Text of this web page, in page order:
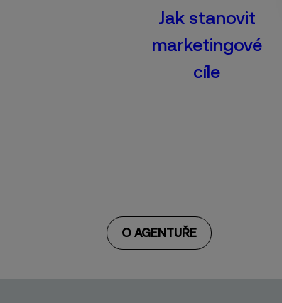
Jak stanovit
marketingové
cíle
O AGENTUŘE